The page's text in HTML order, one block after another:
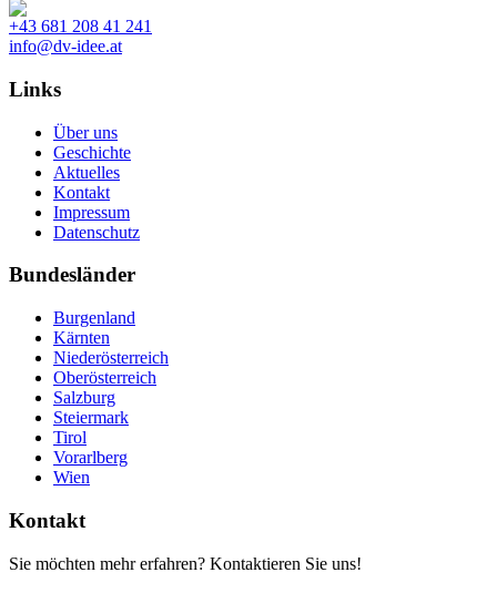
+43 681 208 41 241
info@dv-idee.at
Links
Über uns
Geschichte
Aktuelles
Kontakt
Impressum
Datenschutz
Bundesländer
Burgenland
Kärnten
Niederösterreich
Oberösterreich
Salzburg
Steiermark
Tirol
Vorarlberg
Wien
Kontakt
Sie möchten mehr erfahren? Kontaktieren Sie uns!